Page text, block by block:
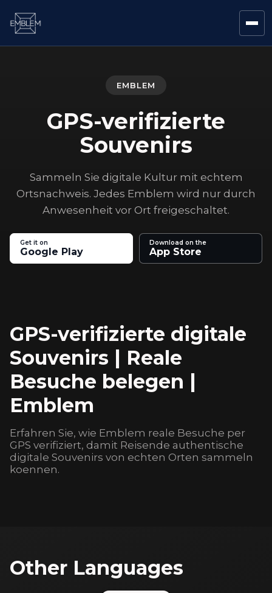
EMBLEM
GPS-verifizierte
Souvenirs
Sammeln Sie digitale Kultur mit echtem
Ortsnachweis. Jedes Emblem wird nur durch
Anwesenheit vor Ort freigeschaltet.
Get it on
Google Play
Download on the
App Store
GPS-verifizierte digitale
Souvenirs | Reale
Besuche belegen |
Emblem
Erfahren Sie, wie Emblem reale Besuche per
GPS verifiziert, damit Reisende authentische
digitale Souvenirs von echten Orten sammeln
koennen.
Other Languages